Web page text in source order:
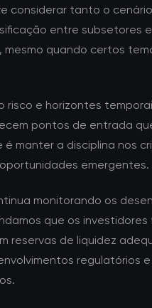
considerar tanto o
entre subsetores
quando certos
risco e horizontes
pontos de entrada
manter a disciplina nos
emergentes.
monitorando os
que os investidores
reservas de liquidez
regulatórios